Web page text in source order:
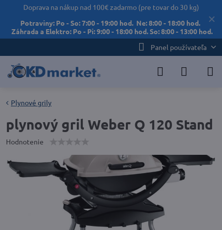
✕
Doprava na nákup nad 100€ zadarmo (pre tovar do 30 kg)
Potraviny: Po - So: 7:00 - 19:00 hod. Ne: 8:00 - 18:00 hod.
Záhrada a Elektro: Po - Pi: 9:00 - 18:00 hod. So: 8:00 - 13:00 hod.
Panel používateľa
Plynové grily
plynový gril Weber Q 120 Stand
Hodnotenie